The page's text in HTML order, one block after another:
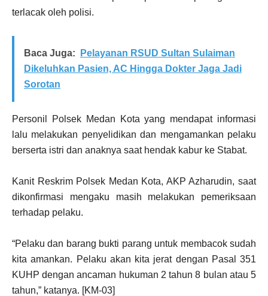
terlacak oleh polisi.
Baca Juga:
Pelayanan RSUD Sultan Sulaiman
Dikeluhkan Pasien, AC Hingga Dokter Jaga Jadi
Sorotan
Personil Polsek Medan Kota yang mendapat informasi
lalu melakukan penyelidikan dan mengamankan pelaku
berserta istri dan anaknya saat hendak kabur ke Stabat.
Kanit Reskrim Polsek Medan Kota, AKP Azharudin, saat
dikonfirmasi mengaku masih melakukan pemeriksaan
terhadap pelaku.
“Pelaku dan barang bukti parang untuk membacok sudah
kita amankan. Pelaku akan kita jerat dengan Pasal 351
KUHP dengan ancaman hukuman 2 tahun 8 bulan atau 5
tahun,” katanya. [KM-03]